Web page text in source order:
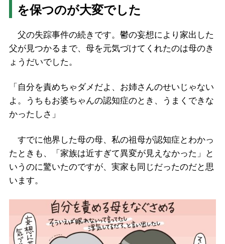
を保つのが大変でした
父の失踪事件の続きです。鬱の妄想により家出した
父が見つかるまで、母を元気づけてくれたのは母のき
ょうだいでした。
「自分を責めちゃダメだよ、お姉さんのせいじゃない
よ。うちもお婆ちゃんの認知症のとき、うまくできな
かったしさ」
すでに他界した母の母、私の祖母が認知症とわかっ
たときも、「家族は近すぎて異変が見えなかった」と
いうのに驚いたのですが、実家も同じだったのだと思
います。